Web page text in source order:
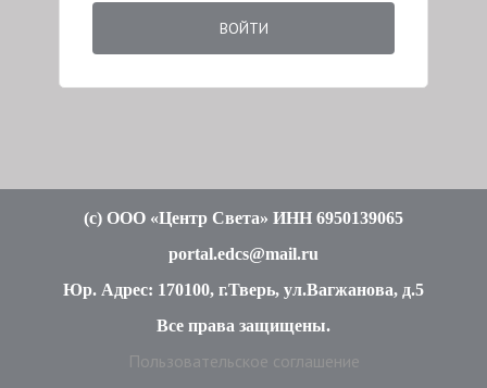
ВОЙТИ
(c) ООО «Центр Света» ИНН 6950139065
portal.edcs@mail.ru
Юр. Адрес: 170100, г.Тверь, ул.Вагжанова, д.5
Все права защищены.
Пользовательское соглашение